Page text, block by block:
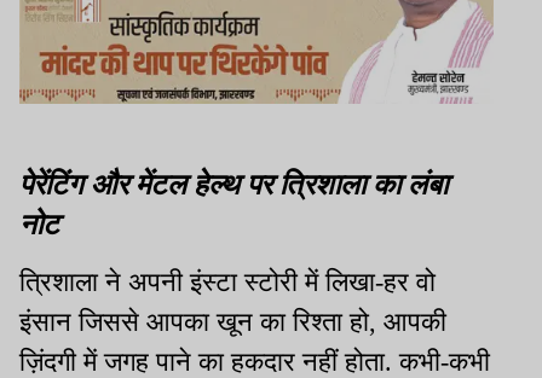
पेरेंटिंग और मेंटल हेल्थ पर त्रिशाला का लंबा
नोट
त्रिशाला ने अपनी इंस्टा स्टोरी में लिखा-हर वो
इंसान जिससे आपका खून का रिश्ता हो, आपकी
ज़िंदगी में जगह पाने का हकदार नहीं होता. कभी-कभी